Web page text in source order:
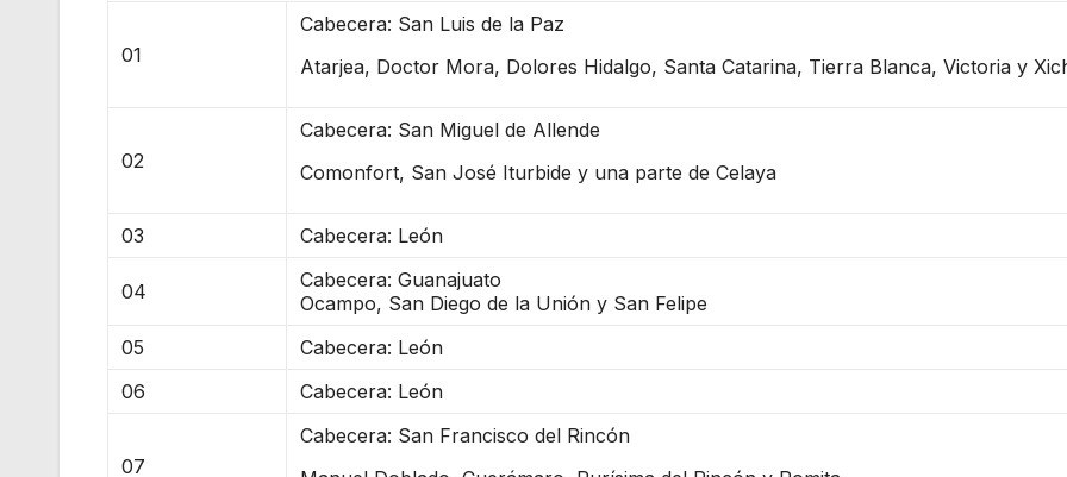
01
Cabecera: San Luis de la Paz
Atarjea, Doctor Mora, Dolores Hidalgo, Santa Catarina, Tierra Blanca, Victoria y
02
Cabecera: San Miguel de Allende
Comonfort, San José Iturbide y una parte de Celaya
03 Cabecera: León
04
Cabecera: Guanajuato
Ocampo, San Diego de la Unión y San Felipe
05
Cabecera: León
06
Cabecera: León
07
Cabecera: San Francisco del Rincón